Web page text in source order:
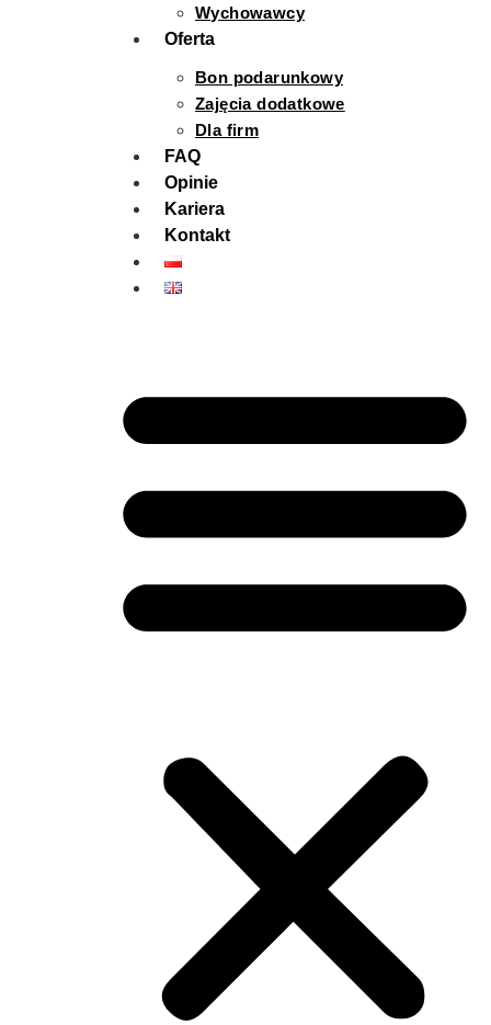
Wychowawcy
Oferta
Bon podarunkowy
Zajęcia dodatkowe
Dla firm
FAQ
Opinie
Kariera
Kontakt